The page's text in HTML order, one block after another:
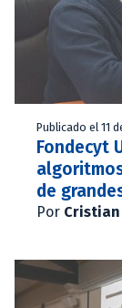
Publicado el 11
Fondecyt
de
Por Cristian